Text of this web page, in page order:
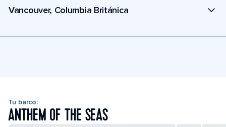
Vancouver, Columbia Británica
Tu barco:
ANTHEM OF THE SEAS